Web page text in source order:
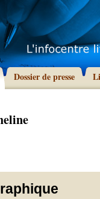
Dossier de presse